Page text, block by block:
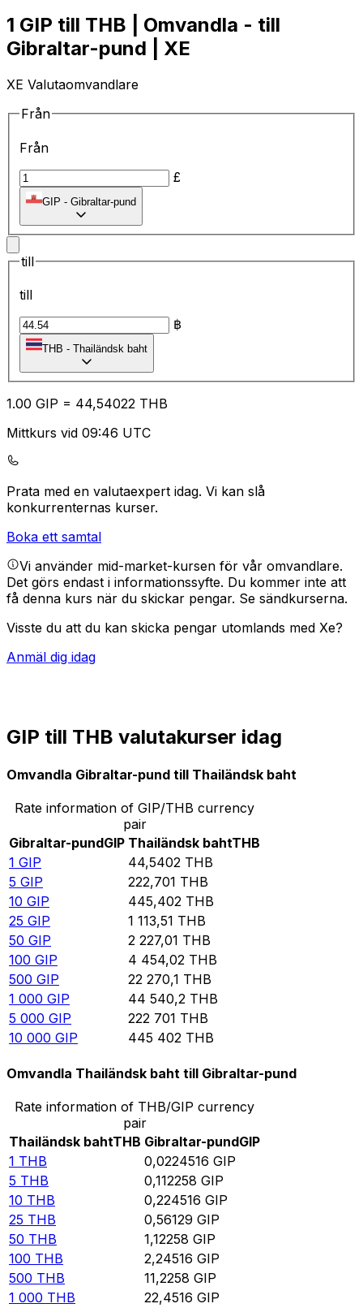
1 GIP till THB | Omvandla - till
Gibraltar-pund | XE
XE Valutaomvandlare
Från
Från
£
GIP - Gibraltar-pund
till
till
฿
THB - Thailändsk baht
1.00 GIP = 44,54022 THB
Mittkurs vid 09:46 UTC
Prata med en valutaexpert idag. Vi kan slå
konkurrenternas kurser.
Boka ett samtal
Vi använder mid-market-kursen för vår omvandlare.
Det görs endast i informationssyfte. Du kommer inte att
få denna kurs när du skickar pengar. Se sändkurserna.
Visste du att du kan skicka pengar utomlands med Xe?
Anmäl dig idag
GIP till THB valutakurser idag
Omvandla Gibraltar-pund till Thailändsk baht
Rate information of GIP/THB currency
pair
Gibraltar-pundGIP Thailändsk bahtTHB
1 GIP 44,5402 THB
5 GIP 222,701 THB
10 GIP 445,402 THB
25 GIP 1 113,51 THB
50 GIP 2 227,01 THB
100 GIP 4 454,02 THB
500 GIP 22 270,1 THB
1 000 GIP 44 540,2 THB
5 000 GIP 222 701 THB
10 000 GIP 445 402 THB
Omvandla Thailändsk baht till Gibraltar-pund
Rate information of THB/GIP currency
pair
Thailändsk bahtTHB Gibraltar-pundGIP
1 THB 0,0224516 GIP
5 THB 0,112258 GIP
10 THB 0,224516 GIP
25 THB 0,56129 GIP
50 THB 1,12258 GIP
100 THB 2,24516 GIP
500 THB 11,2258 GIP
1 000 THB 22,4516 GIP